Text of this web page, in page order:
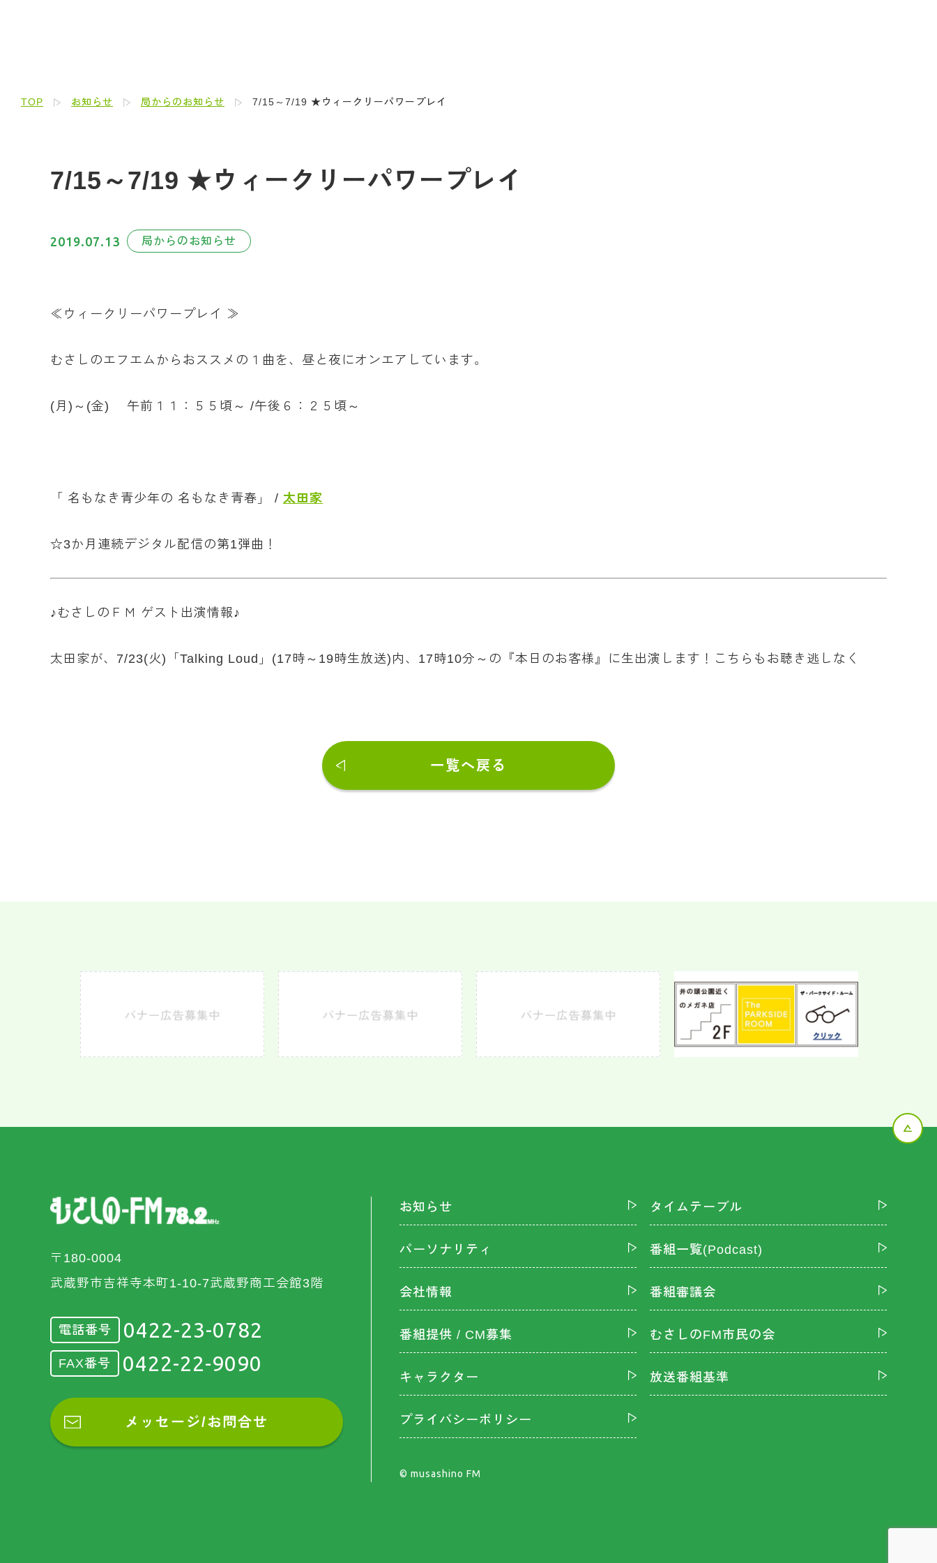
TOP お知らせ 局からのお知らせ 7/15～7/19 ★ウィークリーパワープレイ
7/15～7/19 ★ウィークリーパワープレイ
2019.07.13 局からのお知らせ
≪ウィークリーパワープレイ ≫
むさしのエフエムからおススメの１曲を、昼と夜にオンエアしています。
(月)～(金) 午前１１：５５頃～ /午後６：２５頃～
「 名もなき青少年の 名もなき青春」 / 太田家
☆3か月連続デジタル配信の第1弾曲！
♪むさしのＦＭ ゲスト出演情報♪
太田家が、7/23(火)「Talking Loud」(17時～19時生放送)内、17時10分～の『本日のお客様』に生出演します！こちらもお聴き逃しなく
一覧へ戻る
〒180-0004
武蔵野市吉祥寺本町1-10-7武蔵野商工会館3階
電話番号 0422-23-0782
FAX番号 0422-22-9090
メッセージ/お問合せ
お知らせ タイムテーブル
パーソナリティ 番組一覧(Podcast)
会社情報 番組審議会
番組提供 / CM募集 むさしのFM市民の会
キャラクター 放送番組基準
プライバシーポリシー
©︎ musashino FM